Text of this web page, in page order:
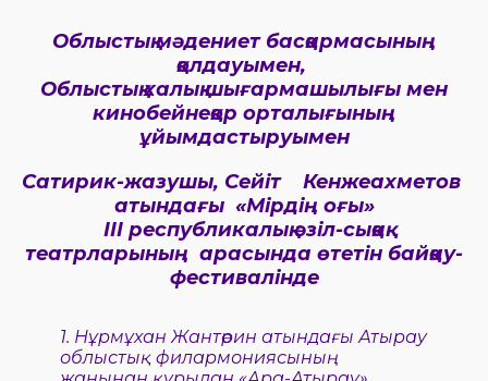
Облыстық мәдениет басқармасының
қолдауымен,
Облыстық халық шығармашылығы мен
кинобейнеқор орталығының
ұйымдастыруымен
Сатирик-жазушы, Сейіт Кенжеахметов
атындағы «Мірдің оғы»
ІІІ республикалық әзіл-сықақ
театрларының арасында өтетін байқау-
фестивалінде
1. Нұрмұхан Жантөрин атындағы Атырау
облыстық филармониясының